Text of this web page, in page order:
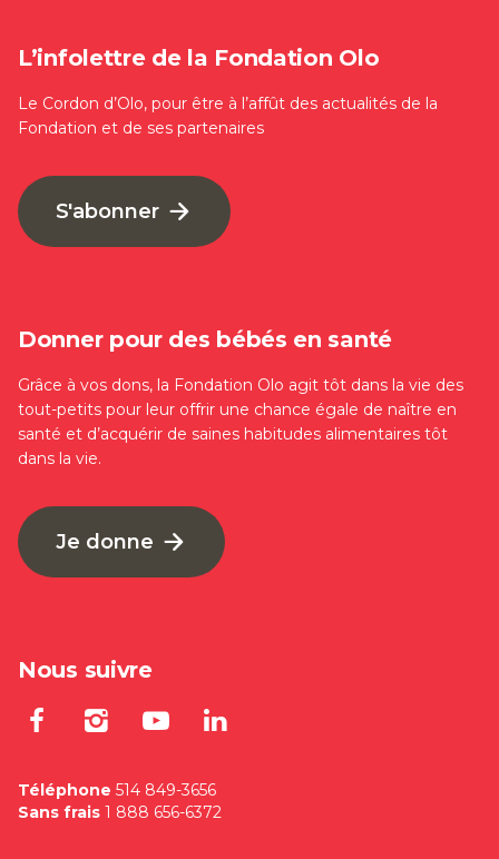
L’infolettre de la Fondation Olo
Le Cordon d’Olo, pour être à l’affût des actualités de la
Fondation et de ses partenaires
S'abonner
Donner pour des bébés en santé
Grâce à vos dons, la Fondation Olo agit tôt dans la vie des
tout-petits pour leur offrir une chance égale de naître en
santé et d’acquérir de saines habitudes alimentaires tôt
dans la vie.
Je donne
Nous suivre
Lien externe au site. S'ouvre
Lien externe au site.
Lien externe au site.
Téléphone 514 849-3656
Sans frais 1 888 656-6372